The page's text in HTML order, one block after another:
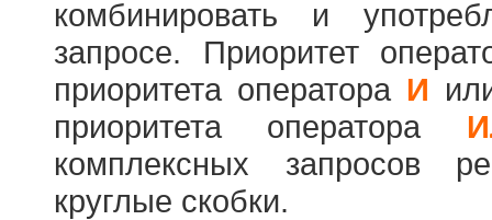
комбинировать и
запросе. Приоритет
приоритета оператора И
приоритета оператора
комплексных запросов
круглые скобки.